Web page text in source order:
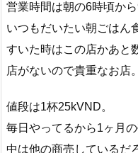
営業時間は朝の6時頃か
いつもだいたい朝ごはん
すいた時はこの店かあと
店がないので貴重なお店。
値段は1杯25kVND。
毎日やってるから1ヶ月
中は他の商売しているだ